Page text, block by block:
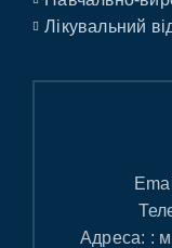
Лікувальний
Адреса: :